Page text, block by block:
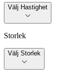
Välj Hastighet
Storlek
Välj Storlek